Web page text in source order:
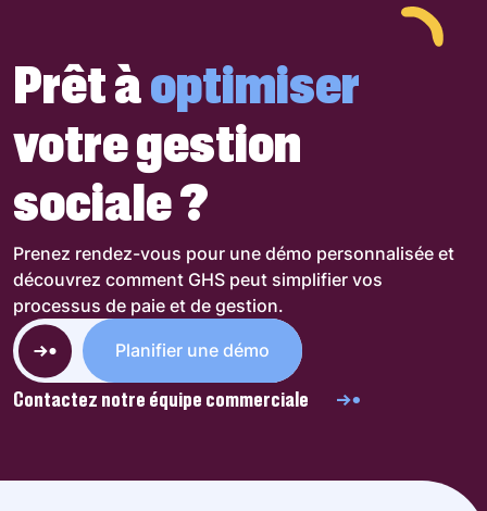
Prêt àoptimiser
votre gestion
sociale ?
Prenez rendez-vous pour une démo personnalisée et
découvrez comment GHS peut simplifier vos
processus de paie et de gestion.
Planifier une démo
Contactez notre équipe commerciale